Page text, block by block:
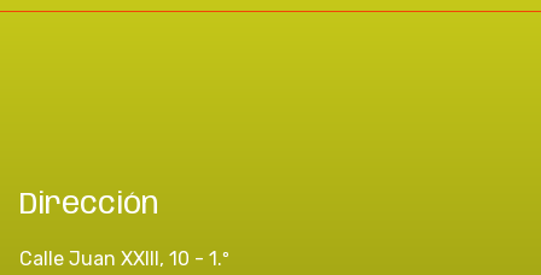
Dirección
Calle Juan XXIII, 10 - 1.º